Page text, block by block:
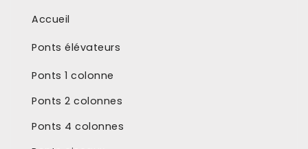
Accueil
Ponts élévateurs
Ponts 1 colonne
Ponts 2 colonnes
Ponts 4 colonnes